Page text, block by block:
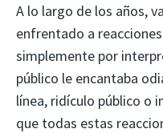
A lo largo de los años,
enfrentado a
simplemente por
público le encantaba
línea, ridículo público o
que todas estas